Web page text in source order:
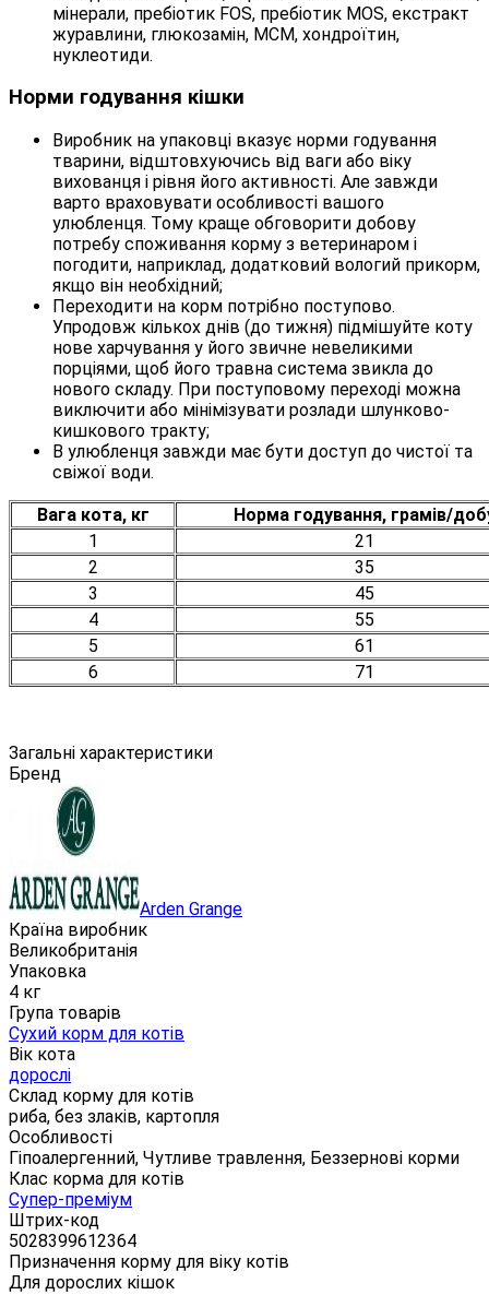
мінерали, пребіотик FOS, пребіотик MOS, екстракт
журавлини, глюкозамін, МСМ, хондроїтин,
нуклеотиди.
Норми годування кішки
Виробник на упаковці вказує норми годування
тварини, відштовхуючись від ваги або віку
вихованця і рівня його активності. Але завжди
варто враховувати особливості вашого
улюбленця. Тому краще обговорити добову
потребу споживання корму з ветеринаром і
погодити, наприклад, додатковий вологий прикорм,
якщо він необхідний;
Переходити на корм потрібно поступово.
Упродовж кількох днів (до тижня) підмішуйте коту
нове харчування у його звичне невеликими
порціями, щоб його травна система звикла до
нового складу. При поступовому переході можна
виключити або мінімізувати розлади шлунково-
кишкового тракту;
В улюбленця завжди має бути доступ до чистої та
свіжої води.
Вага кота, кг
Норма годування, грамів/
1
21
2
35
3
45
4
55
5
61
6
71
Загальні характеристики
Бренд
Arden Grange
Країна виробник
Великобританія
Упаковка
4 кг
Група товарів
Сухий корм для котів
Вік кота
дорослі
Склад корму для котів
риба, без злаків, картопля
Особливості
Гіпоалергенний, Чутливе травлення, Беззернові корми
Клас корма для котів
Супер-преміум
Штрих-код
5028399612364
Призначення корму для віку котів
Для дорослих кішок